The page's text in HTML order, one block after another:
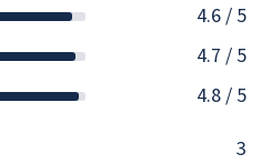
4.6/ 5
4.7 / 5
4.8/ 5
3